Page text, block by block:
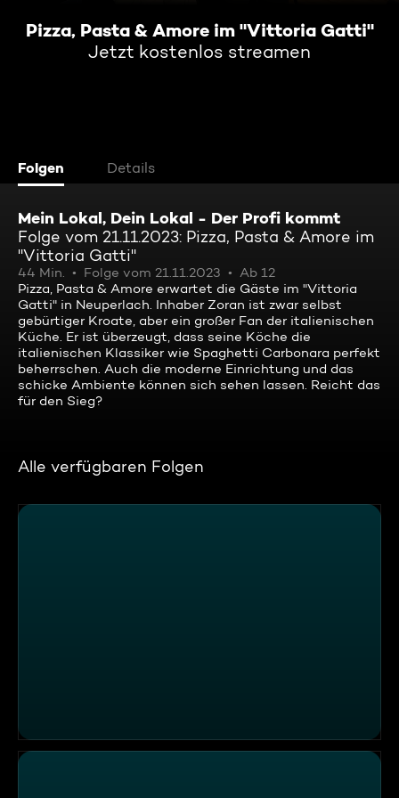
Pizza, Pasta & Amore im "Vittoria Gatti"
Jetzt kostenlos streamen
Folgen Details
Mein Lokal, Dein Lokal - Der Profi kommt
Folge vom 21.11.2023: Pizza, Pasta & Amore im
"Vittoria Gatti"
44 Min. Folge vom 21.11.2023
Ab 12
Pizza, Pasta & Amore erwartet die Gäste im "Vittoria
Gatti" in Neuperlach. Inhaber Zoran ist zwar selbst
gebürtiger Kroate, aber ein großer Fan der italienischen
Küche. Er ist überzeugt, dass seine Köche die
italienischen Klassiker wie Spaghetti Carbonara perfekt
beherrschen. Auch die moderne Einrichtung und das
schicke Ambiente können sich sehen lassen. Reicht das
für den Sieg?
Alle verfügbaren Folgen
Skandal am Festtisch im Restaurant "Wirtskultur"